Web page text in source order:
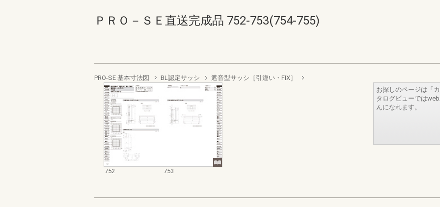
ＰＲＯ－ＳＥ直送完成品 752-753(754-755)
PRO-SE 基本寸法図 BL認定サッシ 遮音型サッシ［引違い・FIX］
752 753
お探しのページは「
タログビューでは
んになれます。